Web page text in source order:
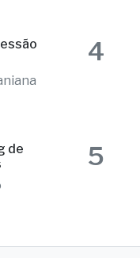
4
de
5